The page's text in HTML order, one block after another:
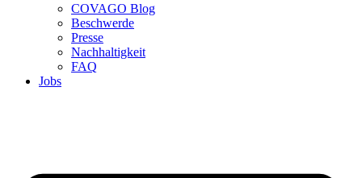
COVAGO Blog
Beschwerde
Presse
Nachhaltigkeit
FAQ
Jobs